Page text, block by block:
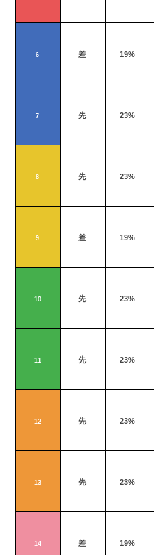
6 差 19%
7 先 23%
8 先 23%
9 差 19%
10 先 23%
11 先 23%
12 先 23%
13 先 23%
14 差 19%